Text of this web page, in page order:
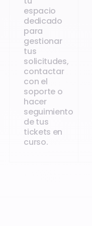
espacio
dedicado
para
gestionar
tus
solicitudes,
contactar
con el
soporte o
hacer
seguimiento
de tus
tickets en
curso.